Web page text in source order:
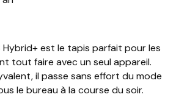
Hybrid+ est le tapis parfait pour les
tout faire avec un seul appareil.
il passe sans effort du mode
le bureau à la course du soir.